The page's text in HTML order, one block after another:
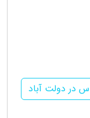
در دولت آباد